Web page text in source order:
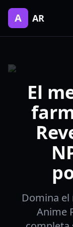
A AR
El
Domina
Anime